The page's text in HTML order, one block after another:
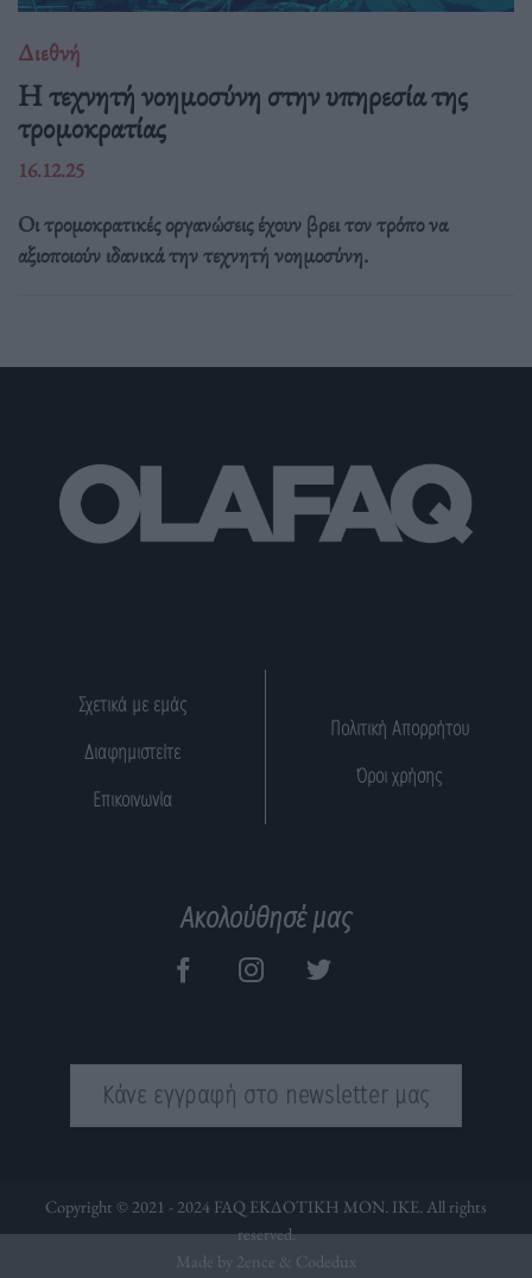
Διεθνή
Η τεχνητή νοημοσύνη στην υπηρεσία της
τρομοκρατίας
16.12.25
Οι τρομοκρατικές οργανώσεις έχουν βρει τον τρόπο να
αξιοποιούν ιδανικά την τεχνητή νοημοσύνη.
Σχετικά με εμάς
Διαφημιστείτε
Επικοινωνία
Πολιτική Απορρήτου
Όροι χρήσης
Ακολούθησέ μας
Κάνε εγγραφή στο newsletter μας
Copyright © 2021 - 2024 FAQ ΕΚΔΟΤΙΚΗ ΜΟΝ. ΙΚΕ. All rights
reserved.
Made by 2ence & Codedux